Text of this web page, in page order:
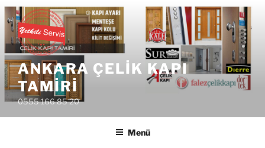
İçeriğe
geç
ANKARA ÇELIK KAPI
TAMIRI
0555 166 85 20
Menü